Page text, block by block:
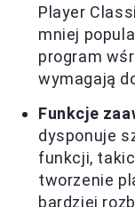
Player
mniej
program
wymagają
Funkcje
dysponuje
funkcji,
tworzenie
bardziej